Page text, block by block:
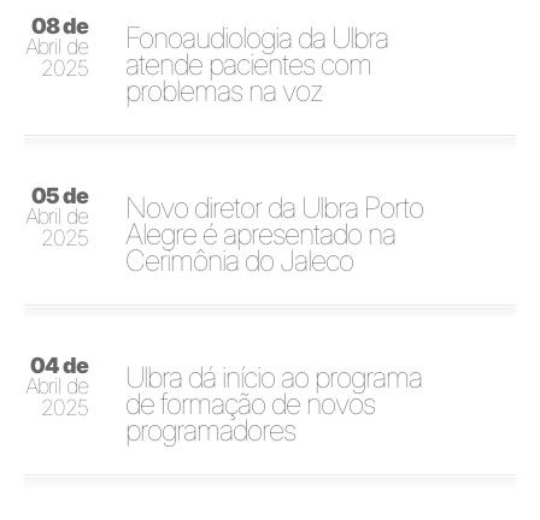
08 de
Abril de
2025
Fonoaudiologia da Ulbra
atende pacientes com
problemas na voz
05 de
Abril de
2025
Novo diretor da Ulbra Porto
Alegre é apresentado na
Cerimônia do Jaleco
04 de
Abril de
2025
Ulbra dá início ao programa
de formação de novos
programadores